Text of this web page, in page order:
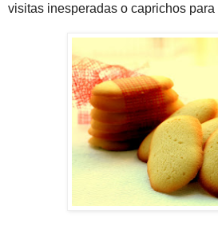
visitas inesperadas o caprichos para